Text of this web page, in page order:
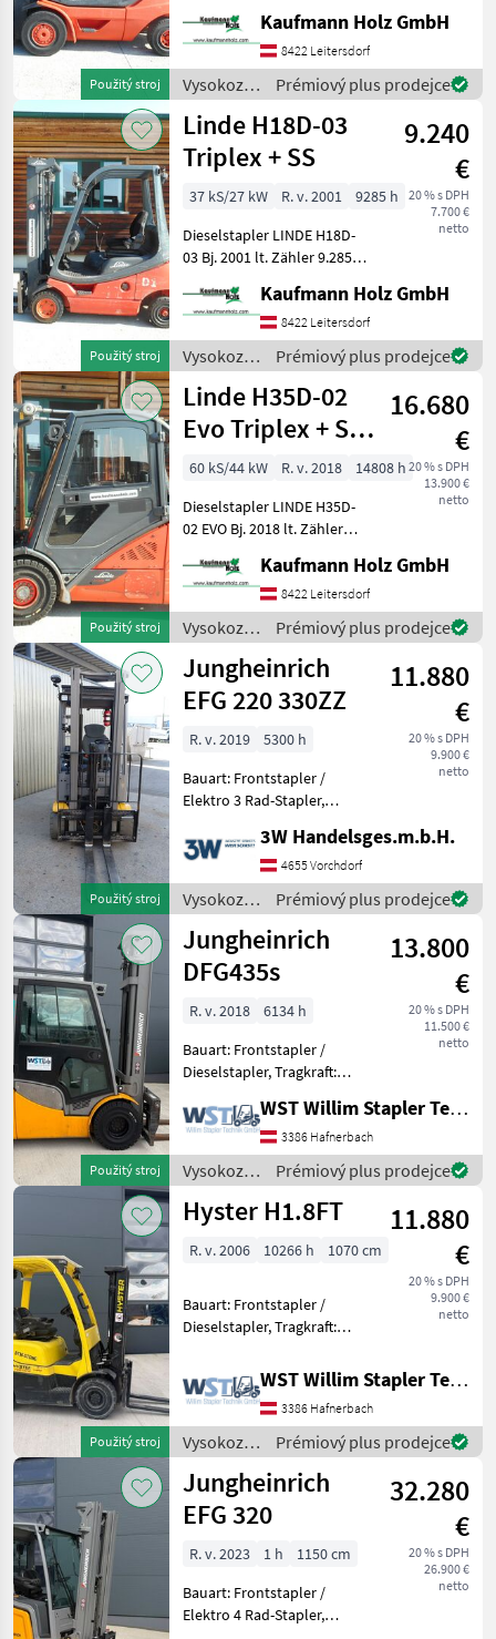
Použitý stroj
( baugleich 2, 5 Tonner ) 2,
22 Meter Bauhöhe 2, 03
Meter Masthöhe 4, 25 Me
Kaufmann Holz GmbH
8422 Leitersdorf
Vysokozdvižné
vozíky a
skladová
technika /
Linde
Prémiový plus prodejce
Použitý stroj
Linde H18D-03
Triplex + SS
9.240
€
20 % s DPH
7.700 €
netto
37 kS/27 kW R. v. 2001
9285 h
Dieselstapler LINDE H18D-
03 Bj. 2001 lt. Zähler 9.285
Hubkraft 2, 12 Meter
Bauhöhe 4, 60 Meter
Hubhöhe 27 KW VW-Motor -
Triplexfreihubm
Kaufmann Holz GmbH
8422 Leitersdorf
Vysokozdvižné
vozíky a
skladová
technika /
Linde
Prémiový plus prodejce
Použitý stroj
Linde H35D-02
Evo Triplex + SS
+ 4. Kreis +
KLIMA
16.680
€
20 % s DPH
13.900 €
netto
60 kS/44 kW R. v. 2018
14808 h
Dieselstapler LINDE H35D-
02 EVO Bj. 2018 lt. Zähler
Hubkraft 4, 65 Meter
Hubhöhe 2, 19 Meter
Bauhöhe 44 KW -
Triplexfreihubmast
Kaufmann Holz GmbH
8422 Leitersdorf
Vysokozdvižné
vozíky a
skladová
technika /
Linde
Prémiový plus prodejce
Použitý stroj
Jungheinrich
EFG 220 330ZZ
11.880
€
20 % s DPH
9.900 €
netto
R. v. 2019
5300 h
Bauart: Frontstapler /
Elektro 3 Rad-Stapler,
3300mm, Batterie: 48V
750Ah , Anbaugeräte:
Seitenschieber, nosnosť
(kg): 1500 do 3000, Pali
3W Handelsges.m.b.H.
4655 Vorchdorf
Vysokozdvižné
vozíky a
skladová
technika /
Jungheinrich
Prémiový plus prodejce
Použitý stroj
Jungheinrich
DFG435s
13.800
€
20 % s DPH
11.500 €
netto
R. v. 2018
6134 h
Bauart: Frontstapler /
Dieselstapler, Tragkraft:
Anbaugeräte:
Seitenschieber,
Zinkenverstellgerät,
Sonderausstattung: 3.
Ventil, 4. Ventil,
WST Willim Stapler Technik GmbH
3386 Hafnerbach
Vysokozdvižné
vozíky a
skladová
Jungheinrich
Prémiový plus prodejce
Použitý stroj
Hyster H1.8FT
11.880
€
20 % s DPH
9.900 €
netto
R. v. 2006 10266 h 1070 cm
Bauart: Frontstapler /
Dieselstapler, Tragkraft:
Bauhöhe: 2150mm,
Freihub: 1500mm,
Gabellänge: 1100mm,
Anbaugeräte:
Seitenschieber, Sondera
WST Willim Stapler Technik GmbH
3386 Hafnerbach
Vysokozdvižné
vozíky a
skladová
technika /
Hyster
Prémiový plus prodejce
Jungheinrich
EFG 320
32.280
€
20 % s DPH
26.900 €
netto
R. v. 2023 1 h
1150 cm
Bauart: Frontstapler /
Elektro 4 Rad-Stapler,